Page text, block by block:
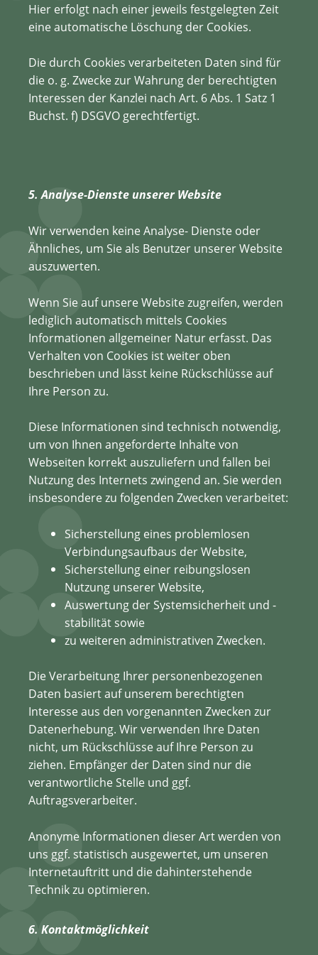
Hier erfolgt nach einer jeweils festgelegten Zeit
eine automatische Löschung der Cookies.
Die durch Cookies verarbeiteten Daten sind für
die o. g. Zwecke zur Wahrung der berechtigten
Interessen der Kanzlei nach Art. 6 Abs. 1 Satz 1
Buchst. f) DSGVO gerechtfertigt.
5. Analyse-Dienste unserer Website
Wir verwenden keine Analyse- Dienste oder
Ähnliches, um Sie als Benutzer unserer Website
auszuwerten.
Wenn Sie auf unsere Website zugreifen, werden
lediglich automatisch mittels Cookies
Informationen allgemeiner Natur erfasst. Das
Verhalten von Cookies ist weiter oben
beschrieben und lässt keine Rückschlüsse auf
Ihre Person zu.
Diese Informationen sind technisch notwendig,
um von Ihnen angeforderte Inhalte von
Webseiten korrekt auszuliefern und fallen bei
Nutzung des Internets zwingend an. Sie werden
insbesondere zu folgenden Zwecken verarbeitet:
Sicherstellung eines problemlosen
Verbindungsaufbaus der Website,
Sicherstellung einer reibungslosen
Nutzung unserer Website,
Auswertung der Systemsicherheit und -
stabilität sowie
zu weiteren administrativen Zwecken.
Die Verarbeitung Ihrer personenbezogenen
Daten basiert auf unserem berechtigten
Interesse aus den vorgenannten Zwecken zur
Datenerhebung. Wir verwenden Ihre Daten
nicht, um Rückschlüsse auf Ihre Person zu
ziehen. Empfänger der Daten sind nur die
verantwortliche Stelle und ggf.
Auftragsverarbeiter.
Anonyme Informationen dieser Art werden von
uns ggf. statistisch ausgewertet, um unseren
Internetauftritt und die dahinterstehende
Technik zu optimieren.
6. Kontaktmöglichkeit